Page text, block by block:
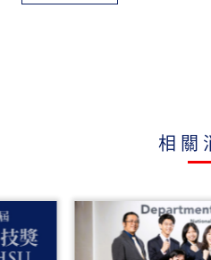
相關